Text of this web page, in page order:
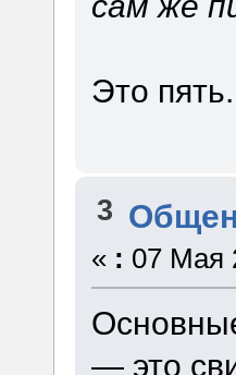
Это пять.
3
« : 07 Мая
— это